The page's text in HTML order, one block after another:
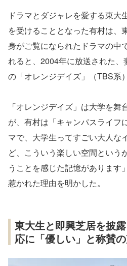
ドラマとダジャレを愛する東大
を受けることとなった有村は、
身がご覧になられたドラマの中
れると、2004年に放送された
の「オレンジデイズ」（TBS系
「オレンジデイズ」は大学を
が、有村は「キャンパスライフ
マで、大学生ってすごい大人な
ど、こういう楽しい空間という
うことを感じた記憶があります
惹かれた理由を明かした。
東大生と即興芝居を披
応に「優しい」と称賛